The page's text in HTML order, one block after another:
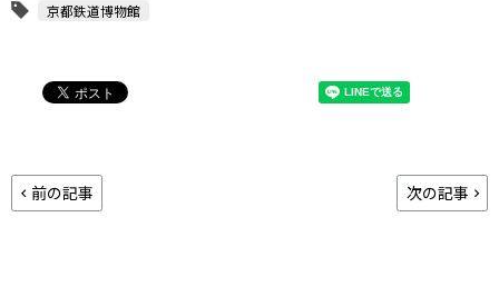
京都鉄道博物館
前の記事 次の記事